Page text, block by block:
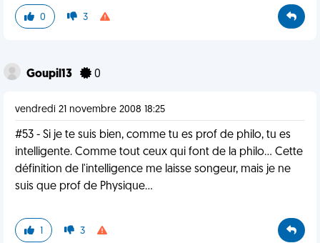
0 3
Goupil13 0
vendredi 21 novembre 2008 18:25
#53 - Si je te suis bien, comme tu es prof de philo, tu es
intelligente. Comme tout ceux qui font de la philo... Cette
définition de l'intelligence me laisse songeur, mais je ne
suis que prof de Physique...
1 3